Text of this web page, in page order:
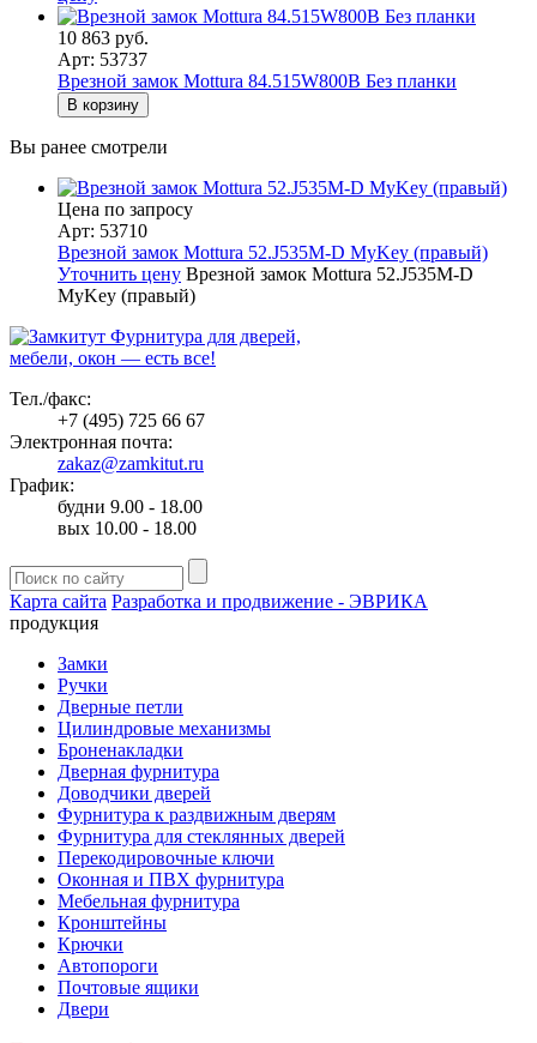
10 863 руб.
Арт: 53737
Врезной замок Mottura 84.515W800B Без планки
В корзину
Вы ранее смотрели
Цена по запросу
Арт: 53710
Врезной замок Mottura 52.J535M-D MyKey (правый)
Уточнить цену Врезной замок Mottura 52.J535M-D
MyKey (правый)
Фурнитура для дверей,
мебели, окон — есть все!
Тел./факс:
+7 (495) 725 66 67
Электронная почта:
zakaz@zamkitut.ru
График:
будни 9.00 - 18.00
вых 10.00 - 18.00
Карта сайта Разработка и продвижение - ЭВРИКА
продукция
Замки
Ручки
Дверные петли
Цилиндровые механизмы
Броненакладки
Дверная фурнитура
Доводчики дверей
Фурнитура к раздвижным дверям
Фурнитура для стеклянных дверей
Перекодировочные ключи
Оконная и ПВХ фурнитура
Мебельная фурнитура
Кронштейны
Крючки
Автопороги
Почтовые ящики
Двери